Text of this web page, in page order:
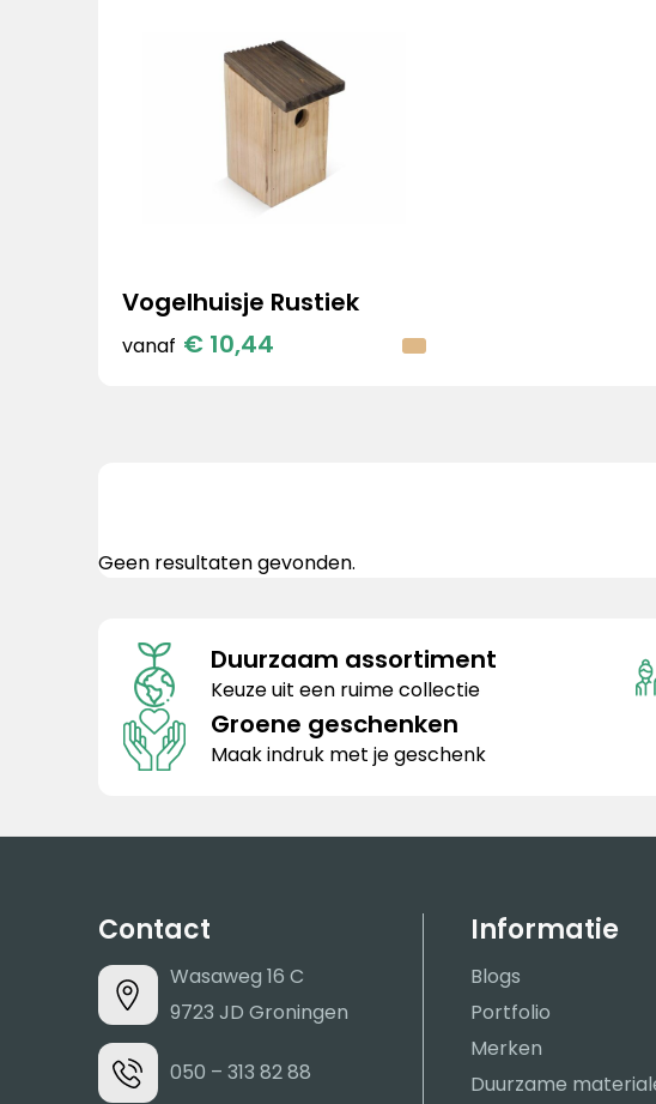
Vogelhuisje Rustiek
vanaf € 10,44
Geen resultaten gevonden.
Duurzaam assortiment
Keuze uit een ruime collectie
Groene geschenken
Maak indruk met je geschenk
Contact
Wasaweg 16 C
9723 JD Groningen
050 – 313 82 88
Informatie
Blogs
Portfolio
Merken
Duurzame